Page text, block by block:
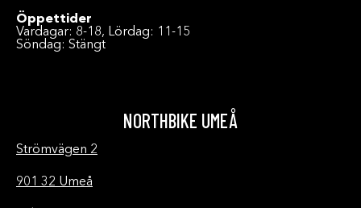
Öppettider
Vardagar: 8-18, Lördag: 11-15
Söndag: Stängt
NORTHBIKE UMEÅ
Strömvägen 2
901 32 Umeå